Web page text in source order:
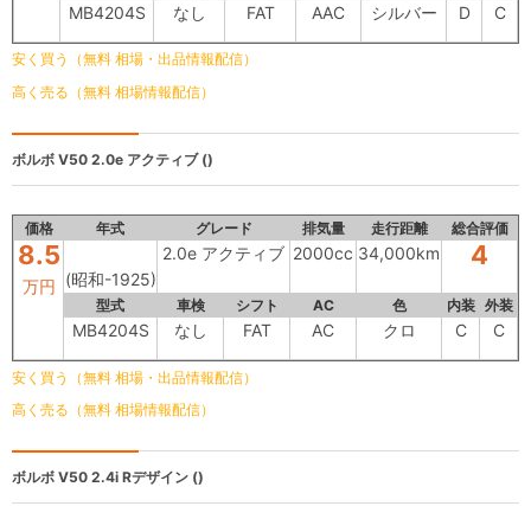
MB4204S なし FAT AAC シルバー D C
安く買う（無料 相場・出品情報配信）
高く売る（無料 相場情報配信）
ボルボ V50 2.0e アクティブ ()
価格 年式 グレード 排気量 走行距離 総合評価
8.5
万円 (昭和-1925)
2.0e アクティブ 2000cc 34,000km 4
型式 車検 シフト AC 色 内装 外装
MB4204S なし FAT AC クロ C C
安く買う（無料 相場・出品情報配信）
高く売る（無料 相場情報配信）
ボルボ V50 2.4i Rデザイン ()